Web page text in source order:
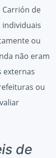
de
individuais
ou
não eram
externas
ou
de